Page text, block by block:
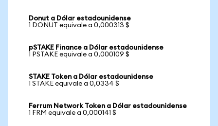
Donut a Dólar estadounidense
1 DONUT equivale a 0,000313 $
pSTAKE Finance a Dólar estadounidense
1 PSTAKE equivale a 0,000109 $
STAKE Token a Dólar estadounidense
1 STAKE equivale a 0,0334 $
Ferrum Network Token a Dólar estadounidense
1 FRM equivale a 0,000141 $